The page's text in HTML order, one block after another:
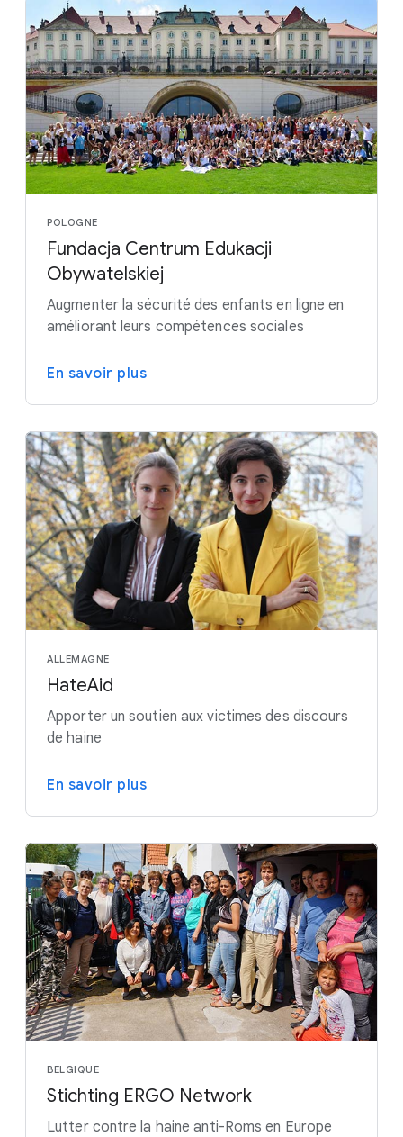
POLOGNE
Fundacja Centrum Edukacji
Obywatelskiej
Augmenter la sécurité des enfants en ligne en
améliorant leurs compétences sociales
En savoir plus
ALLEMAGNE
HateAid
Apporter un soutien aux victimes des discours
de haine
En savoir plus
BELGIQUE
Stichting ERGO Network
Lutter contre la haine anti-Roms en Europe